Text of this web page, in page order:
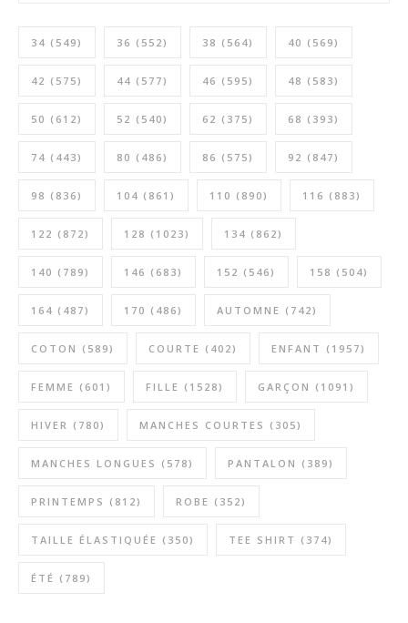
34 (549) 36 (552) 38 (564) 40 (569)
42 (575) 44 (577) 46 (595) 48 (583)
50 (612) 52 (540) 62 (375) 68 (393)
74 (443) 80 (486) 86 (575) 92 (847)
98 (836) 104 (861) 110 (890) 116 (883)
122 (872) 128 (1023) 134 (862)
140 (789) 146 (683) 152 (546) 158 (504)
164 (487) 170 (486) AUTOMNE (742)
COTON (589) COURTE (402) ENFANT (1957)
FEMME (601) FILLE (1528) GARÇON (1091)
HIVER (780) MANCHES COURTES (305)
MANCHES LONGUES (578) PANTALON (389)
PRINTEMPS (812) ROBE (352)
TAILLE ÉLASTIQUÉE (350) TEE SHIRT (374)
ÉTÉ (789)